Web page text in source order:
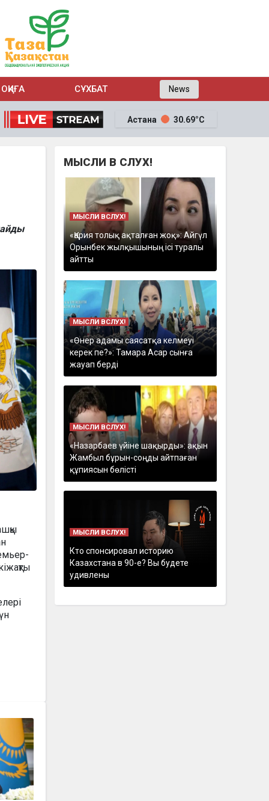
ОҚИҒА СҰХБАТ News
Астана 30.69°C
МЫСЛИ В СЛУХ!
МЫСЛИ ВСЛУХ!
«Қария толық ақталған жоқ»: Айгүл
Орынбек жылқышының ісі туралы
айтты
МЫСЛИ ВСЛУХ!
«Өнер адамы саясатқа келмеуі
керек пе?»: Тамара Асар сынға
жауап берді
МЫСЛИ ВСЛУХ!
«Назарбаев үйіне шақырды»: ақын
Жамбыл бұрын-соңды айтпаған
құпиясын бөлісті
МЫСЛИ ВСЛУХ!
Кто спонсировал историю
Казахстана в 90-е? Вы будете
удивлены